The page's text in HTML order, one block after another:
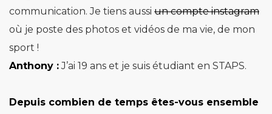
communication. Je tiens aussi un compte instagram
où je poste des photos et vidéos de ma vie, de mon
sport !
Anthony :J’ai 19 ans et je suis étudiant en STAPS.
Depuis combien de temps êtes-vous ensemble